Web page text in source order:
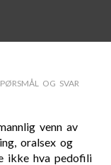
OG SVAR
venn av
oralsex og
ikke hva pedofili